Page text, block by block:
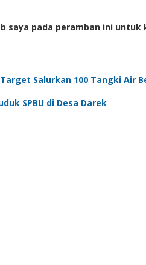
saya pada peramban ini
Salurkan 100 Tangki Air
SPBU di Desa Darek